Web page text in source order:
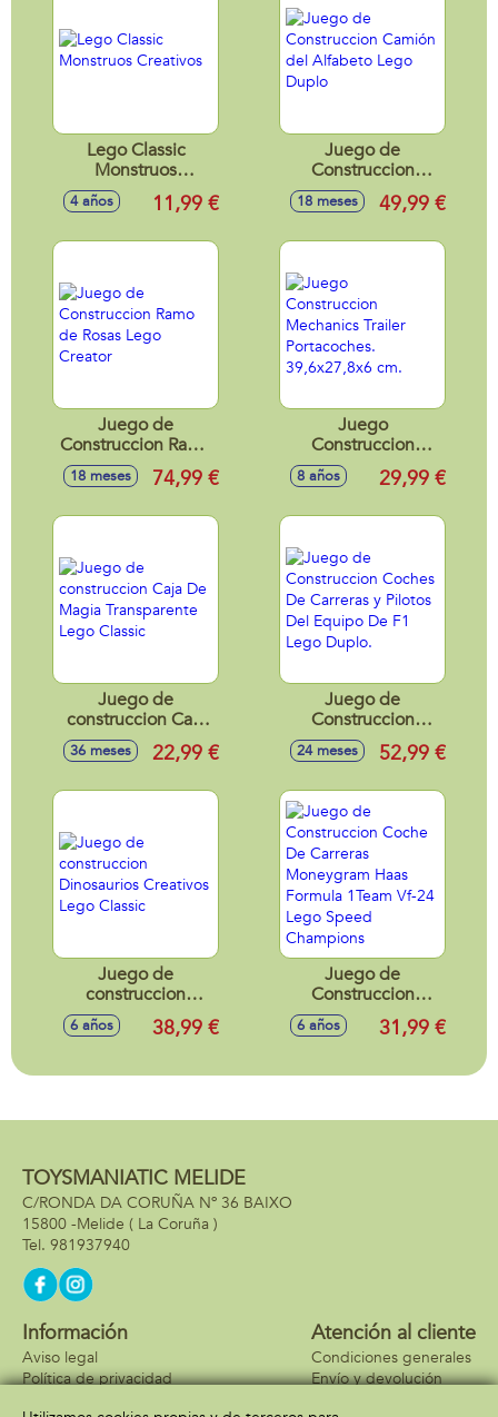
Lego Classic
Monstruos
Creativos
4 años 11,99 €
Juego de
Construccion
Camión del
Alfabeto Lego
18 meses 49,99 €
Juego de
Construccion Ramo
de Rosas Lego
Creator
18 meses 74,99 €
Juego
Construccion
Mechanics Trailer
Portacoches.
8 años 29,99 €
Juego de
construccion Caja
De Magia
Transparente Lego
36 meses 22,99 €
Juego de
Construccion
Coches De Carreras
y Pilotos Del
Duplo.
24 meses 52,99 €
Juego de
construccion
Dinosaurios
Creativos Lego
6 años 38,99 €
Juego de
Construccion
Coche De Carreras
Moneygram Haas
24 Lego Speed
6 años 31,99 €
TOYSMANIATIC MELIDE
C/RONDA DA CORUÑA Nº 36 BAIXO
15800 -Melide ( La Coruña )
981937940
Información
Aviso legal
Política de privacidad
Atención al cliente
Condiciones generales
Envío y devolución